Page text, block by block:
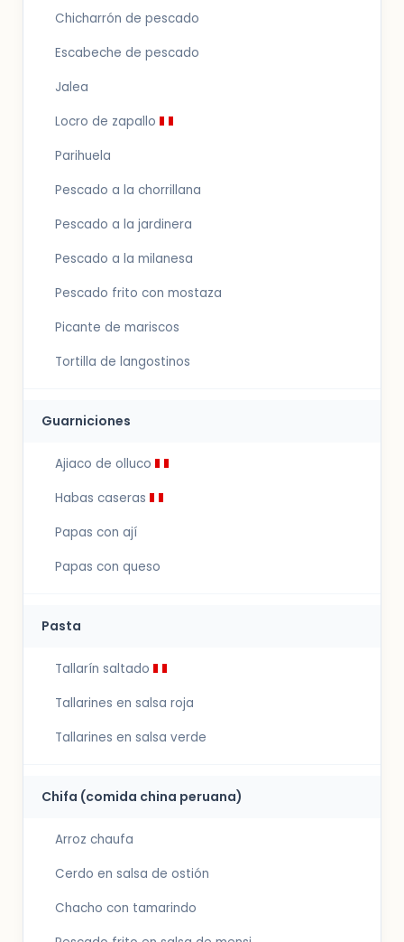
Chicharrón de pescado
Escabeche de pescado
Jalea
Locro de zapallo
Parihuela
Pescado a la chorrillana
Pescado a la jardinera
Pescado a la milanesa
Pescado frito con mostaza
Picante de mariscos
Tortilla de langostinos
Guarniciones
Ajiaco de olluco
Habas caseras
Papas con ají
Papas con queso
Pasta
Tallarín saltado
Tallarines en salsa roja
Tallarines en salsa verde
Chifa (comida china peruana)
Arroz chaufa
Cerdo en salsa de ostión
Chacho con tamarindo